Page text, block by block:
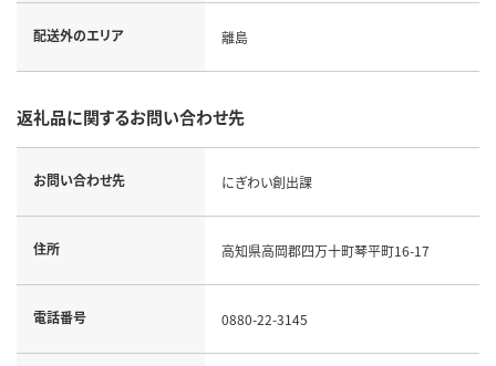
配送外のエリア 離島
返礼品に関するお問い合わせ先
お問い合わせ先 にぎわい創出課
住所 高知県高岡郡四万十町琴平町16-17
電話番号 0880-22-3145